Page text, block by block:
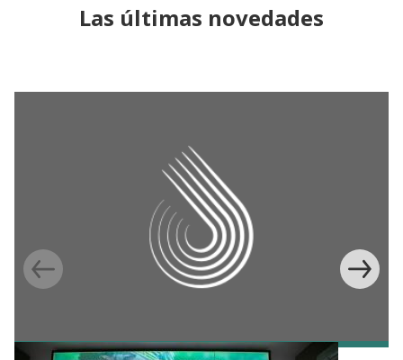
Las últimas novedades